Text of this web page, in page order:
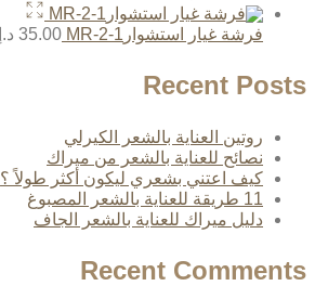
فرشة غيار استشوارMR-2-1 35.00 د.إ
Recent Posts
روتين العناية بالشعر الكيرلي
نصائح للعناية بالشعر من ميراك
كيف اعتني بشعري ليكون أكثر طولاً ؟
11 طريقة للعناية بالشعر المصبوغ
دليل ميراك للعناية بالشعر الجاف
Recent Comments